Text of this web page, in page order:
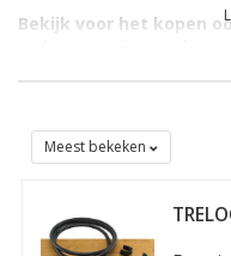
Bekijk voor het kopen
bent u verzekerd van een
diefstalbeveiliging.
zwaar. Dat fietst minder
hanteren. Misschien had
Meest bekeken